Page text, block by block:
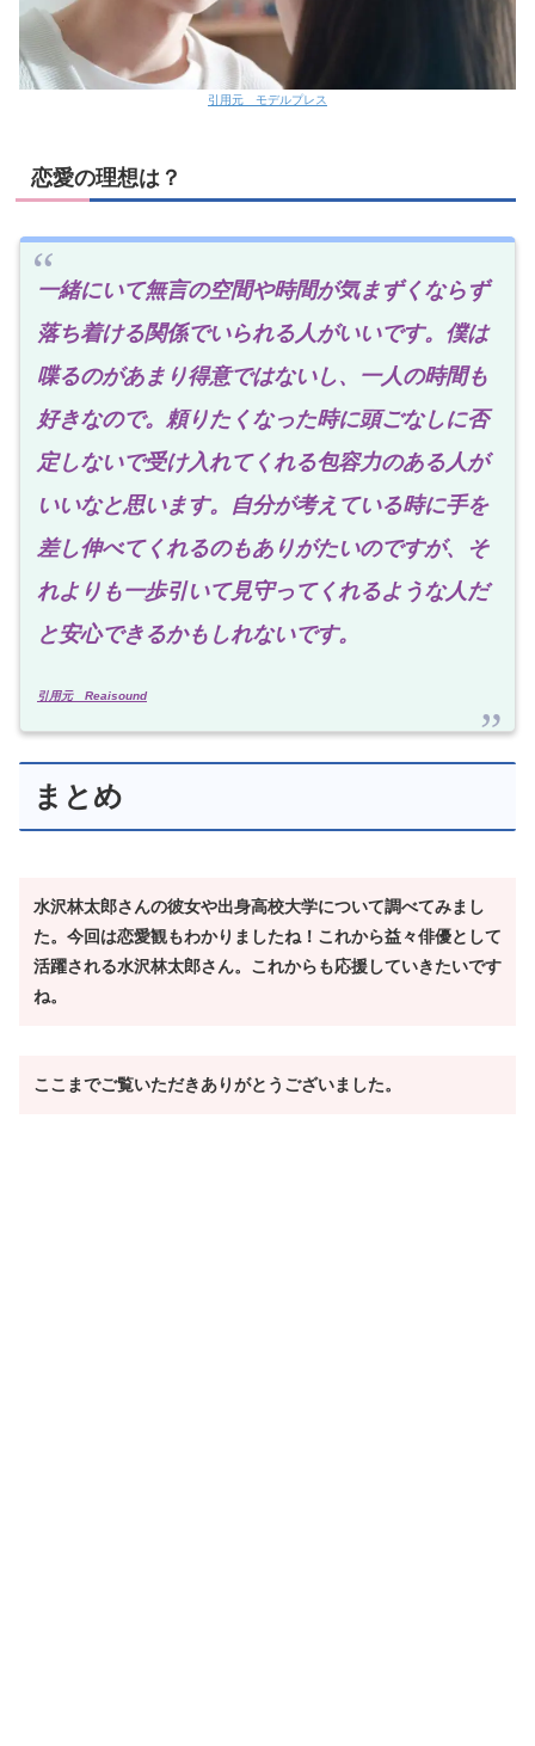
引用元 モデルプレス
恋愛の理想は？
一緒にいて無言の空間や時間が気まずくならず
落ち着ける関係でいられる人がいいです。僕は
喋るのがあまり得意ではないし、一人の時間も
好きなので。頼りたくなった時に頭ごなしに否
定しないで受け入れてくれる包容力のある人が
いいなと思います。自分が考えている時に手を
差し伸べてくれるのもありがたいのですが、そ
れよりも一歩引いて見守ってくれるような人だ
と安心できるかもしれないです。
引用元 Reaisound
まとめ
水沢林太郎さんの彼女や出身高校大学について調べてみまし
た。今回は恋愛観もわかりましたね！これから益々俳優として
活躍される水沢林太郎さん。これからも応援していきたいです
ね。
ここまでご覧いただきありがとうございました。